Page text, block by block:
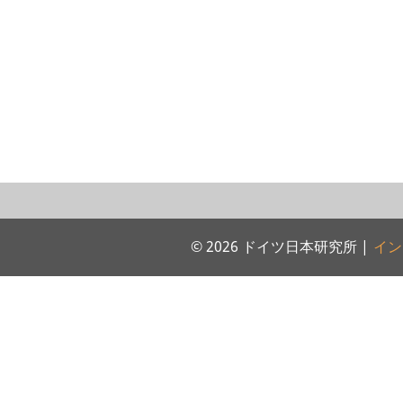
© 2026 ドイツ日本研究所 | イ